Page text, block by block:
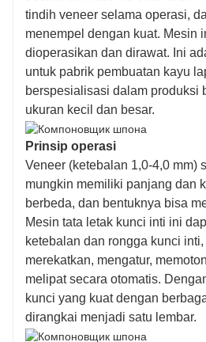
tindih veneer selama operasi,
menempel dengan kuat. Mesin
dioperasikan dan dirawat. Ini
untuk pabrik pembuatan kayu
berspesialisasi dalam produksi
ukuran kecil dan besar.
Prinsip operasi
Veneer (ketebalan 1,0-4,0 mm)
mungkin memiliki panjang dan
berbeda, dan bentuknya bisa
Mesin tata letak kunci inti ini
ketebalan dan rongga kunci
merekatkan, mengatur,
melipat secara otomatis.
kunci yang kuat dengan
dirangkai menjadi satu lembar.